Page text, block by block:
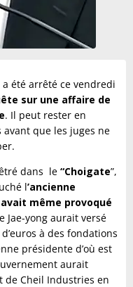
a été arrêté ce vendredi
sur une affaire de
. Il peut rester en
que les juges ne
dans le “Choigate”,
l’ancienne
même provoqué
Jae-yong aurait versé
à des fondations
présidente d’où est
aurait
de Cheil Industries en